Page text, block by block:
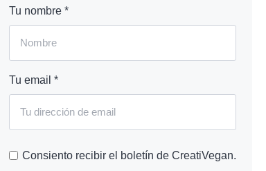
Tu nombre *
Tu email *
Consiento recibir el boletín de CreatiVegan.